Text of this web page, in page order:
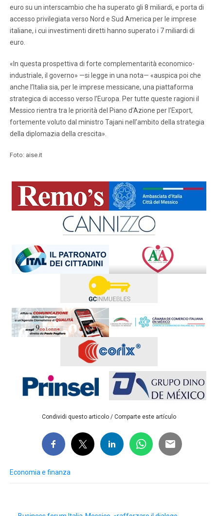
euro su un interscambio che ha superato gli 8 miliardi, e porta di
accesso privilegiata verso Nord e Sud America per le imprese
italiane, i cui investimenti diretti hanno superato i 7 miliardi di
euro.
«In questa prospettiva di forte complementarità economico-
industriale, il governo» —si legge in una nota— «auspica poi che
anche l’Italia sia, per le imprese messicane, una piattaforma
strategica di accesso verso l’Europa. Per tutte queste ragioni il
Messico rientra tra le priorità del Piano d’Azione per l’Export,
fortemente voluto dal ministro Tajani nell’ambito della strategia
della diplomazia della crescita».
Foto: aise.it
Condividi questo articolo / Comparte este artículo
Economia e finanza